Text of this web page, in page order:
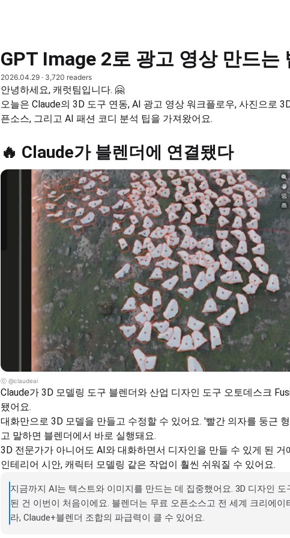
GPT Image 2로 광고 영상 만드는
2026.04.29 · 3,720 readers
안녕하세요, 캐럿팀입니다. 🤗
오늘은 Claude의 3D 도구 연동, AI 광고 영상 워크플로우, 사진으로
픈소스, 그리고 AI 패션 코디 분석 팁을 가져왔어요.
🔥 Claude가 블렌더에 연결됐다
ⓒ @claudeai
Claude가 3D 모델링 도구 블렌더와 산업 디자인 도구 오토데스크
됐어요.
대화만으로 3D 모델을 만들고 수정할 수 있어요. '빨간 의자를 둥근
고 말하면 블렌더에서 바로 실행돼요.
3D 전문가가 아니어도 AI와 대화하면서 디자인을 만들 수 있게 된 거
인테리어 시안, 캐릭터 모델링 같은 작업이 훨씬 쉬워질 수 있어요.
지금까지 AI는 텍스트와 이미지를 만드는 데 집중했어요. 3D 디자인 도
된 건 이번이 처음이에요. 블렌더는 무료 오픈소스고 전 세계 크리에이
라, Claude+블렌더 조합의 파급력이 클 수 있어요.